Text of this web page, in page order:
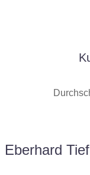
Eberhard